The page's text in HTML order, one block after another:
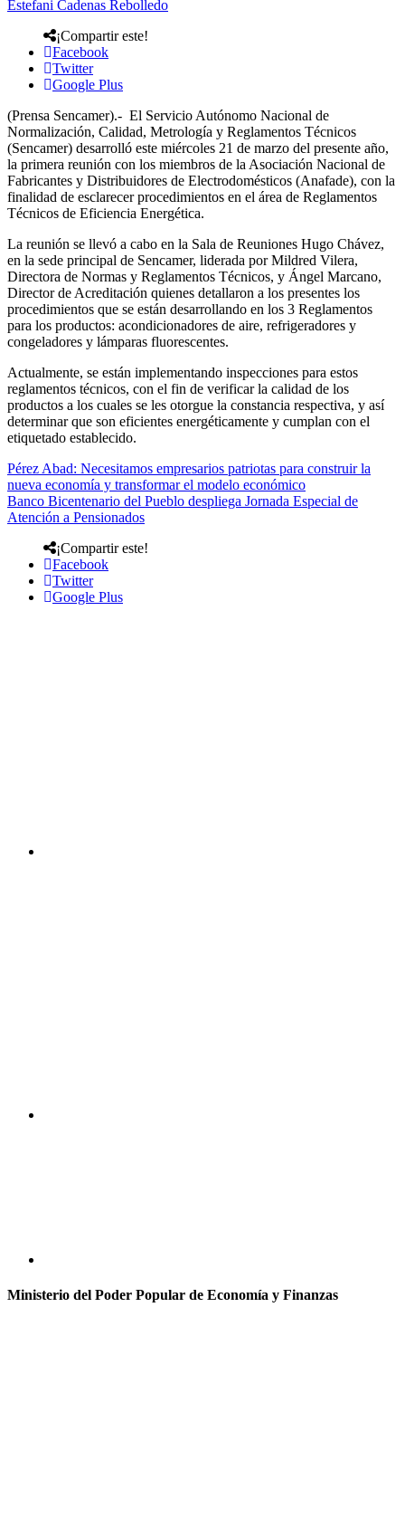
Estefani Cadenas Rebolledo
¡Compartir este!
Facebook
Twitter
Google Plus
(Prensa Sencamer).- El Servicio Autónomo Nacional de
Normalización, Calidad, Metrología y Reglamentos Técnicos
(Sencamer) desarrolló este miércoles 21 de marzo del presente año,
la primera reunión con los miembros de la Asociación Nacional de
Fabricantes y Distribuidores de Electrodomésticos (Anafade), con la
finalidad de esclarecer procedimientos en el área de Reglamentos
Técnicos de Eficiencia Energética.
La reunión se llevó a cabo en la Sala de Reuniones Hugo Chávez,
en la sede principal de Sencamer, liderada por Mildred Vilera,
Directora de Normas y Reglamentos Técnicos, y Ángel Marcano,
Director de Acreditación quienes detallaron a los presentes los
procedimientos que se están desarrollando en los 3 Reglamentos
para los productos: acondicionadores de aire, refrigeradores y
congeladores y lámparas fluorescentes.
Actualmente, se están implementando inspecciones para estos
reglamentos técnicos, con el fin de verificar la calidad de los
productos a los cuales se les otorgue la constancia respectiva, y así
determinar que son eficientes energéticamente y cumplan con el
etiquetado establecido.
Pérez Abad: Necesitamos empresarios patriotas para construir la
nueva economía y transformar el modelo económico
Banco Bicentenario del Pueblo despliega Jornada Especial de
Atención a Pensionados
¡Compartir este!
Facebook
Twitter
Google Plus
Ministerio del Poder Popular de Economía y Finanzas